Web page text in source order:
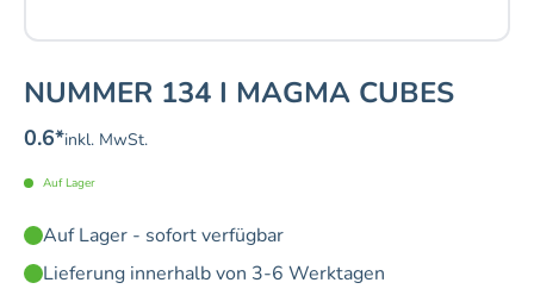
NUMMER 134 I MAGMA CUBES
0.6*inkl. MwSt.
Auf Lager
Auf Lager - sofort verfügbar
Lieferung innerhalb von 3-6 Werktagen